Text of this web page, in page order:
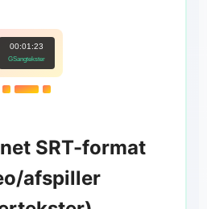
00:01:23
GSangtekster
SRT-format
afspiller